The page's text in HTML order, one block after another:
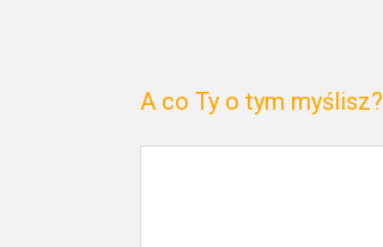
A co Ty o tym myślisz?